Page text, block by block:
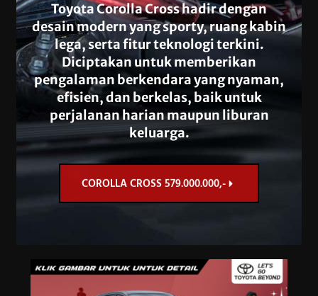
Toyota Corolla Cross hadir dengan
desain modern yang sporty, ruang kabin
lega, serta fitur teknologi terkini.
Diciptakan untuk memberikan
pengalaman berkendara yang nyaman,
efisien, dan berkelas, baik untuk
perjalanan harian maupun liburan
keluarga.
COROLLA CROSS 579.000.000,-